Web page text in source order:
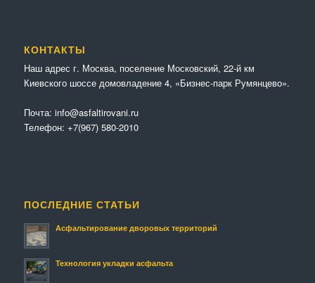
КОНТАКТЫ
Наш адрес г. Москва, поселение Московский, 22-й км
Киевского шоссе домовладение 4, «Бизнес-парк Румянцево».
Почта: info@asfaltirovani.ru
Телефон: +7(967) 580-2010
ПОСЛЕДНИЕ СТАТЬИ
Асфальтирование дворовых территорий
Технология укладки асфальта